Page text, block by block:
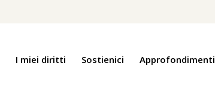
I miei diritti Sostienici Approfondimenti